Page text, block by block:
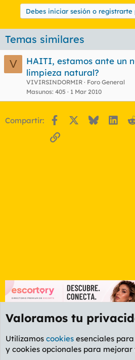
Debes iniciar sesión o registrarte
Temas similares
V
HAITI, estamos ante un
limpieza natural?
VIVIRSINDORMIR
Foro General
Masunos 405 1 Mar 2010
Compartir: Facebook Bluesky
Enlace
Foro General
Valoramos tu
Utilizamos cookies esenciales
y cookies opcionales para mejorar